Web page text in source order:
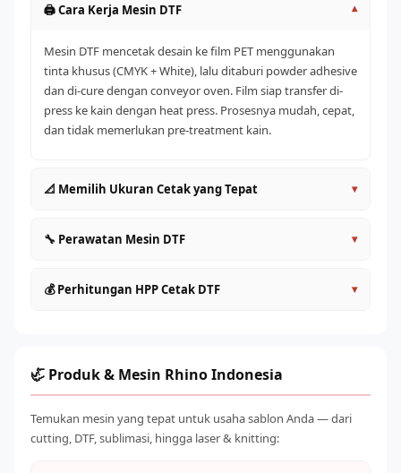
🖨️ Cara Kerja Mesin DTF ▾
Mesin DTF mencetak desain ke film PET menggunakan
tinta khusus (CMYK + White), lalu ditaburi powder adhesive
dan di-cure dengan conveyor oven. Film siap transfer di-
press ke kain dengan heat press. Prosesnya mudah, cepat,
dan tidak memerlukan pre-treatment kain.
📐 Memilih Ukuran Cetak yang Tepat ▾
satuan
Roll to Roll (>60cm): Kapasitas industri, untuk produksi
🔧 Perawatan Mesin DTF ▾
sesudah operasional
Kalibrasi konveyor oven secara berkala untuk suhu cure
yang konsisten
💰 Perhitungan HPP Cetak DTF ▾
dan penyusutan mesin. Total biaya produksi umumnya Rp
🦏 Produk & Mesin Rhino Indonesia
Temukan mesin yang tepat untuk usaha sablon Anda — dari
cutting, DTF, sublimasi, hingga laser & knitting: